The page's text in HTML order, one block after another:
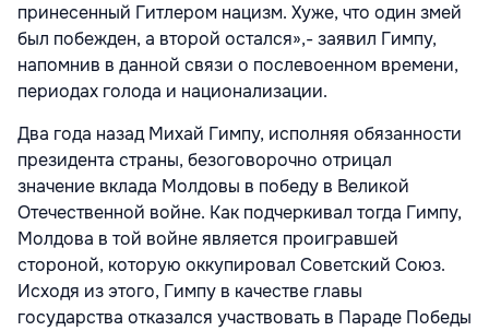
принесенный Гитлером нацизм. Хуже, что один змей
был побежден, а второй остался»,- заявил Гимпу,
напомнив в данной связи о послевоенном времени,
периодах голода и национализации.
Два года назад Михай Гимпу, исполняя обязанности
президента страны, безоговорочно отрицал
значение вклада Молдовы в победу в Великой
Отечественной войне. Как подчеркивал тогда Гимпу,
Молдова в той войне является проигравшей
стороной, которую оккупировал Советский Союз.
Исходя из этого, Гимпу в качестве главы
государства отказался участвовать в Параде Победы